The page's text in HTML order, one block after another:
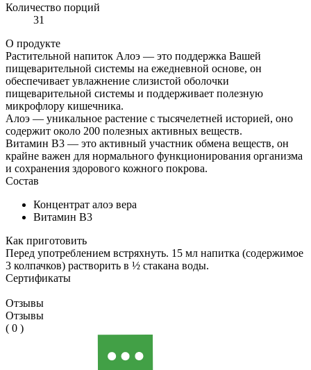
Количество порций
31
О продукте
Растительной напиток Алоэ — это поддержка Вашей
пищеварительной системы на ежедневной основе, он
обеспечивает увлажнение слизистой оболочки
пищеварительной системы и поддерживает полезную
микрофлору кишечника.
Алоэ — уникальное растение с тысячелетней историей, оно
содержит около 200 полезных активных веществ.
Витамин В3 — это активный участник обмена веществ, он
крайне важен для нормального функционирования организма
и сохранения здорового кожного покрова.
Состав
Концентрат алоэ вера
Витамин B3
Как приготовить
Перед употреблением встряхнуть. 15 мл напитка (содержимое
3 колпачков) растворить в ½ стакана воды.
Сертификаты
Отзывы
Отзывы
( 0 )